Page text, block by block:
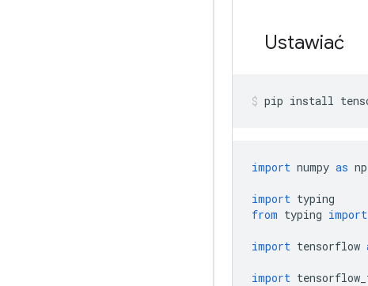
Ustawiać
pip install
import numpy as np
import typing
from typing import
import tensorflow
import